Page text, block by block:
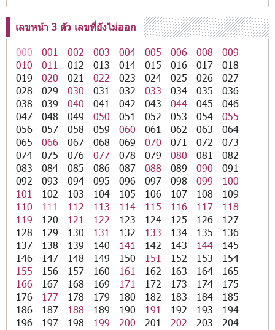
เลขหน้า 3 ตัว เลขที่ยังไม่ออก
000
001 002 003 004 005 006 008
009
010
011 012 013 014 015 016 017
018
019
020 021 022 023 024 025 026
027
028
029 030 031 032 033 034 035
036
038
039 040 041 042 043 044 045
046
047
048 049 050 051 052 053 054
055
056
057 058 059 060 061 062 063
064
065
066 067 068 069 070 071 072
073
074
075 076 077 078 079 080 081
082
083
084 085 086 087 088 089 090
091
092
093 094 095 096 097 098 099
100
101
102 103 104 105 106 107 108
109
110
111 112 113 114 115 116 117
118
119
120 121 122 123 124 125 126
127
128
129 130 131 132 133 134 135
136
137
138 139 140 141 142 143 144
145
146
147 148 149 150 151 152 153
154
155
156 157 160 161 162 163 164
165
166
167 168 169 171 172 173 174
175
176
177 178 179 180 182 183 184
185
186
187 188 189 190 191 192 193
194
196
197 198 199 200 201 202 203
204